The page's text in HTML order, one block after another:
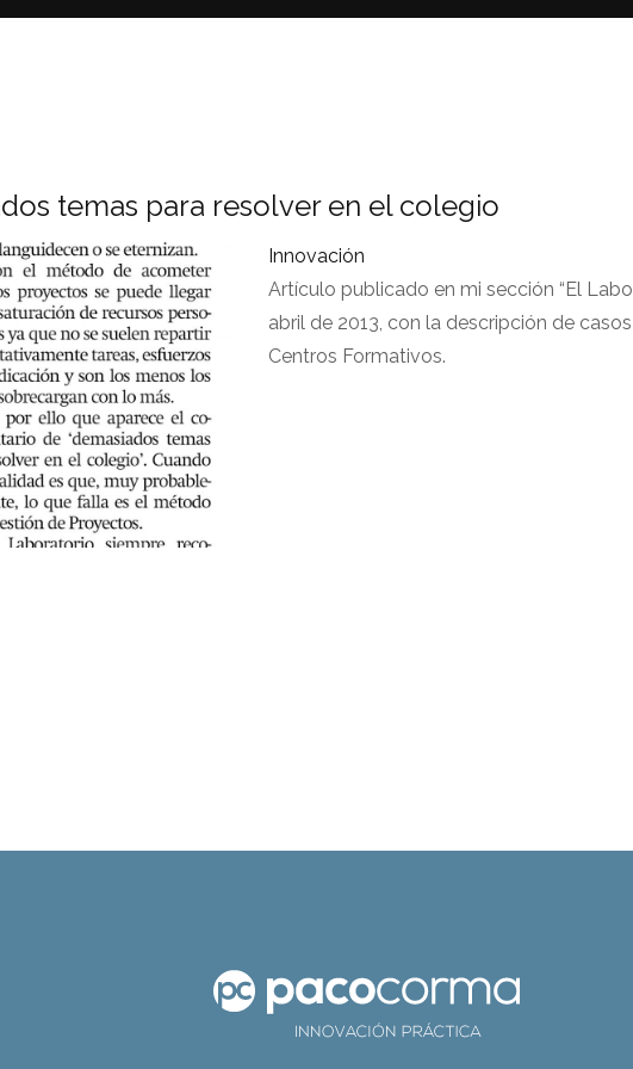
temas para resolver en el colegio
Innovación
Artículo publicado en mi sección “El
abril de 2013, con la descripción de
Centros Formativos.